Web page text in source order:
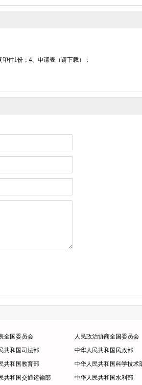
件1份；4、申请表（请下载）；
全国委员会 人民政治协商全国委员会
共和国司法部 中华人民共和国民政部
共和国教育部 中华人民共和国科学技术
共和国交通运输部 中华人民共和国水利部